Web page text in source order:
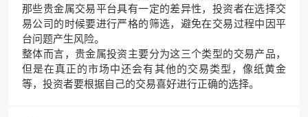
那些贵金属交易平台具有一定的差异性，投资者在选择交
易公司的时候要进行严格的筛选，避免在交易过程中因平
台问题产生风险。
整体而言，贵金属投资主要分为这三个类型的交易产品，
但是在真正的市场中还会有其他的交易类型，像纸黄金
等，投资者要根据自己的交易喜好进行正确的选择。